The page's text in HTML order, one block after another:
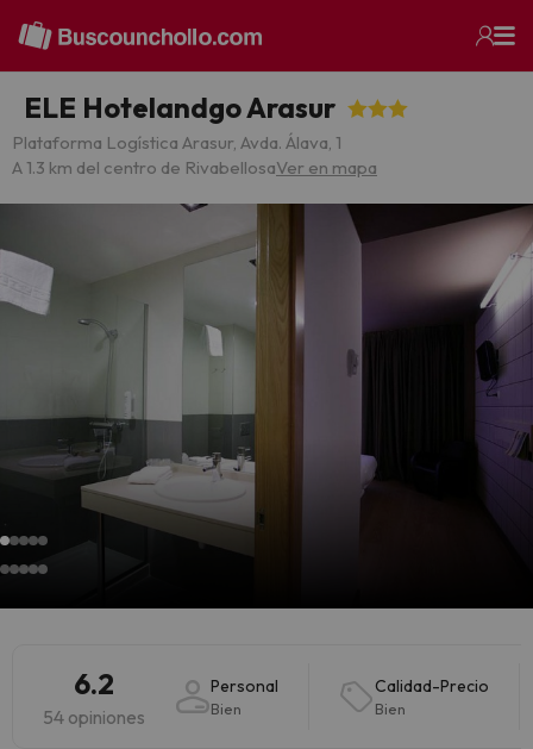
ELE Hotelandgo Arasur
Plataforma Logística Arasur, Avda. Álava, 1
A 1.3 km del centro de RivabellosaVer en mapa
6.2
54 opiniones
Personal
Bien
Calidad-Precio
Bien